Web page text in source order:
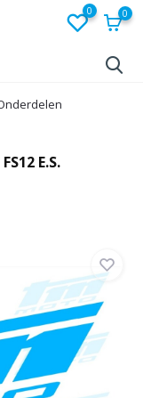
0 0
E.S.